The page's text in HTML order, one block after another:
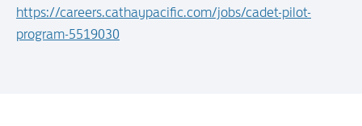
https://careers.cathaypacific.com/jobs/cadet-pilot-
program-5519030